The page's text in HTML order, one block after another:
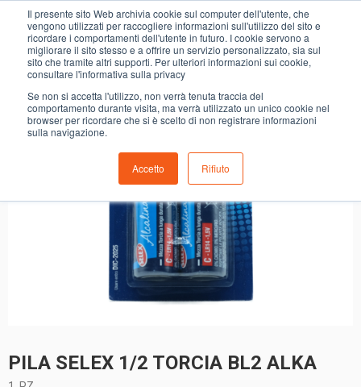
Il presente sito Web archivia cookie sul computer dell'utente, che
vengono utilizzati per raccogliere informazioni sull'utilizzo del sito e
ricordare i comportamenti dell'utente in futuro. I cookie servono a
migliorare il sito stesso e a offrire un servizio personalizzato, sia sul
sito che tramite altri supporti. Per ulteriori informazioni sui cookie,
consultare l'informativa sulla privacy
Se non si accetta l'utilizzo, non verrà tenuta traccia del
comportamento durante visita, ma verrà utilizzato un unico cookie nel
browser per ricordare che si è scelto di non registrare informazioni
sulla navigazione.
Accetto Rifiuto
PILA SELEX 1/2 TORCIA BL2 ALKA
PILA SELEX 1/2 TORCIA BL2 ALKA